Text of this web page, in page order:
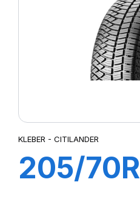
KLEBER - CITILANDER
205/